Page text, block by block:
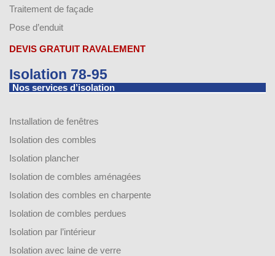
Traitement de façade
Pose d’enduit
DEVIS GRATUIT RAVALEMENT
Isolation 78-95
Nos services d’isolation
Installation de fenêtres
Isolation des combles
Isolation plancher
Isolation de combles aménagées
Isolation des combles en charpente
Isolation de combles perdues
Isolation par l’intérieur
Isolation avec laine de verre